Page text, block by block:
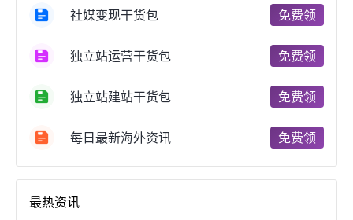
郑州跨境电商跨境电商趋势
跨境电商费用美国跨境电商
天津跨境电商东南亚跨境电商
跨境电商b2b阿里巴巴跨境电商
跨境电商关税
跨境电商建站
社媒变现干货包 免费领
独立站运营干货包 免费领
独立站建站干货包 免费领
每日最新海外资讯 免费领
最热资讯